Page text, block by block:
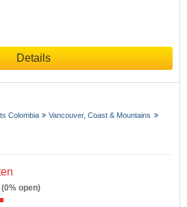
Details
Colombia
Vancouver, Coast & Mountains
(0% open)